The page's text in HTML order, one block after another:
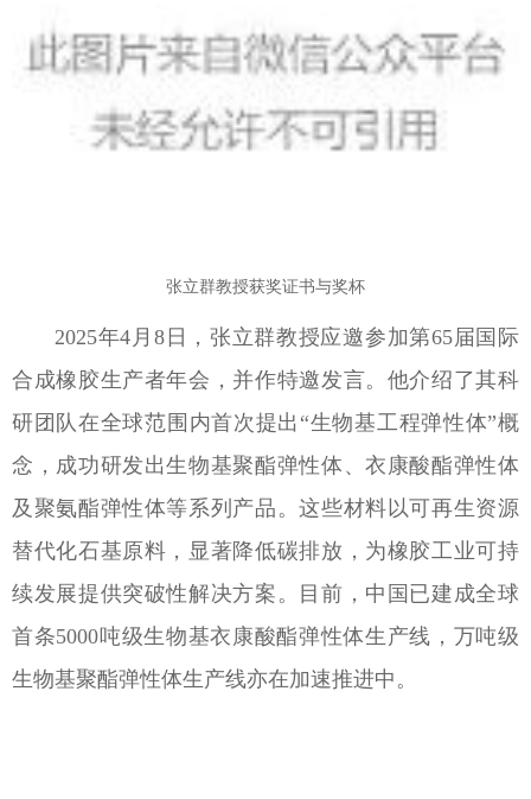
张立群教授获奖证书与奖杯
2025年4月8日，张立群教授应邀参加第65届国际
合成橡胶生产者年会，并作特邀发言。他介绍了其科
研团队在全球范围内首次提出“生物基工程弹性体”概
念，成功研发出生物基聚酯弹性体、衣康酸酯弹性体
及聚氨酯弹性体等系列产品。这些材料以可再生资源
替代化石基原料，显著降低碳排放，为橡胶工业可持
续发展提供突破性解决方案。目前，中国已建成全球
首条5000吨级生物基衣康酸酯弹性体生产线，万吨级
生物基聚酯弹性体生产线亦在加速推进中。